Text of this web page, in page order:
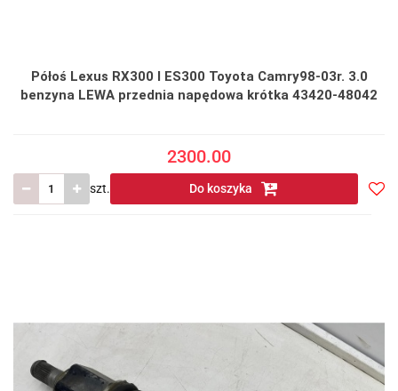
Półoś Lexus RX300 I ES300 Toyota Camry98-03r. 3.0
benzyna LEWA przednia napędowa krótka 43420-48042
2300.00
szt. Do koszyka